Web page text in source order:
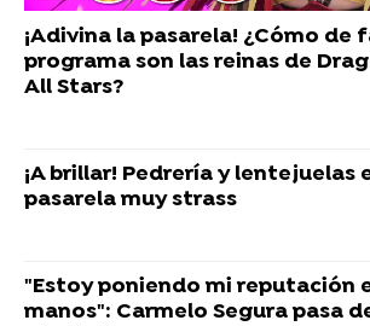
¡Adivina la pasarela! ¿Cómo de
programa son las reinas de Drag
All Stars?
¡A brillar! Pedrería y lentejuelas
pasarela muy strass
"Estoy poniendo mi reputación
manos": Carmelo Segura pasa